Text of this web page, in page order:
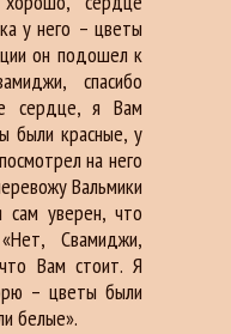
у него – цветы
он подошел к
спасибо
сердце, я Вам
были красные, у
на него
Вальмики
сам уверен, что
Свамиджи,
Вам стоит. Я
– цветы были
белые».